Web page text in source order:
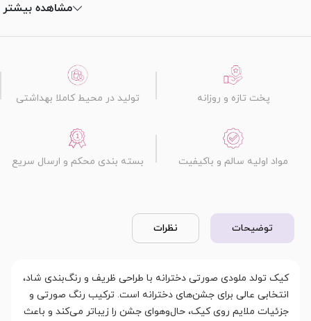
مشاهده بیشتر
پخت تازه و روزانه تولید در محیط کاملا بهداشتی
مواد اولیه سالم و باکیفیت بسته بندی محکم و ارسال سریع
توضیحات نظرات
کیک تولد ملودی صورتی دخترانه با طراحی ظریف و رنگ‌بندی شاد،
انتخابی عالی برای جشن‌های دخترانه است. ترکیب رنگ صورتی و
جزئیات ملایم روی کیک، حال‌وهوای جشن را زیباتر می‌کند و باعث